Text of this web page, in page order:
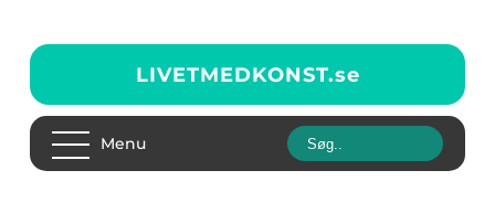
LIVETMEDKONST.se
Menu